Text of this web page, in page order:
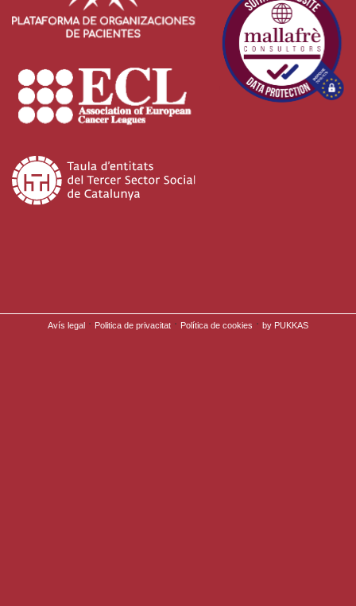
Avís legal · Politica de privacitat · Política de cookies · by PUKKAS